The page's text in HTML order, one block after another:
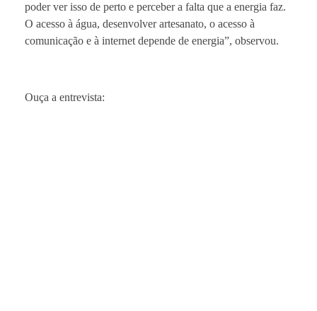
poder ver isso de perto e perceber a falta que a energia faz.
O acesso à água, desenvolver artesanato, o acesso à
comunicação e à internet depende de energia”, observou.
Ouça a entrevista: